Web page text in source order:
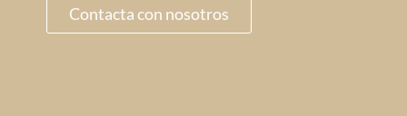
Contacta con nosotros